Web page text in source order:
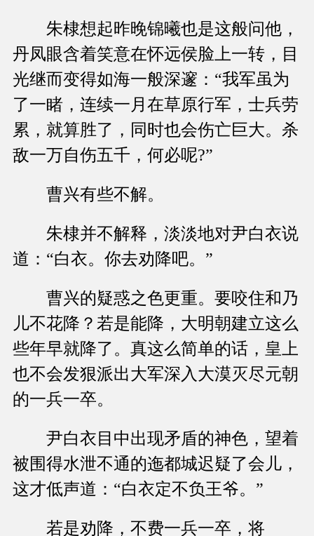
朱棣想起昨晚锦曦也是这般问他，
丹凤眼含着笑意在怀远侯脸上一转，目
光继而变得如海一般深邃：“我军虽为
了一睹，连续一月在草原行军，士兵劳
累，就算胜了，同时也会伤亡巨大。杀
敌一万自伤五千，何必呢?”
曹兴有些不解。
朱棣并不解释，淡淡地对尹白衣说
道：“白衣。你去劝降吧。”
曹兴的疑惑之色更重。要咬住和乃
儿不花降？若是能降，大明朝建立这么
些年早就降了。真这么简单的话，皇上
也不会发狠派出大军深入大漠灭尽元朝
的一兵一卒。
尹白衣目中出现矛盾的神色，望着
被围得水泄不通的迤都城迟疑了会儿，
这才低声道：“白衣定不负王爷。”
若是劝降，不费一兵一卒，将